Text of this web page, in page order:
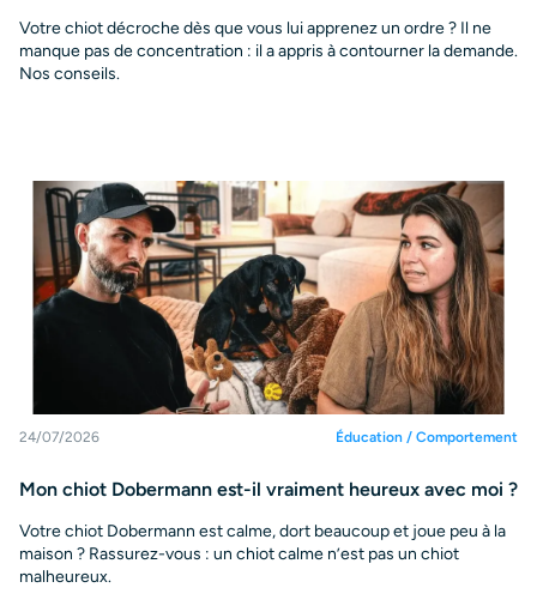
Votre chiot décroche dès que vous lui apprenez un ordre ? Il ne
manque pas de concentration : il a appris à contourner la demande.
Nos conseils.
24/07/2026 Éducation / Comportement
Mon chiot Dobermann est-il vraiment heureux avec moi ?
Votre chiot Dobermann est calme, dort beaucoup et joue peu à la
maison ? Rassurez-vous : un chiot calme n’est pas un chiot
malheureux.